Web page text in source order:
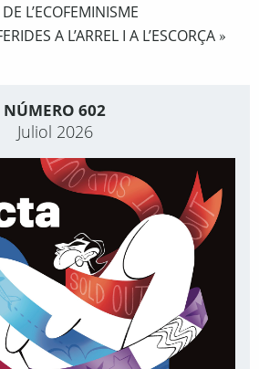
L’ECOFEMINISME
A L’ARREL I A L’ESCORÇA »
NÚMERO 602
Juliol 2026